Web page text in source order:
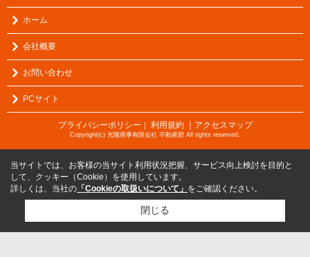
ホーム
会社概要
お問い合わせ
PCサイト
プライバシーポリシー ｜ 利用規約 ｜アクセスマップ
Copyright(c) 光陽商事有限会社 不動産部 All rights reserved.
当サイトでは、お客様の当サイト利用状況把握、サービス向上検討を目的と
して、クッキー（Cookie）を使用しています。
詳しくは、当社の 「Cookieの取扱いについて」 をご確認ください。
閉じる